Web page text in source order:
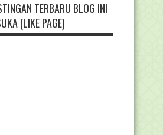
TERBARU BLOG INI
(LIKE PAGE)